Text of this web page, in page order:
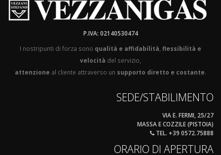
P.IVA: 02140530474
I nostripunti di forza sono qualità e affidabilità flessibilità e
velocità del servizio,
attenzione al cliente attraverso un supporto diretto e costante.
SEDE/STABILIMENTO
VIA E. FERMI, 25/27
MASSA E COZZILE (PISTOIA)
TEL. +39 0572.75888
ORARIO DI APERTURA